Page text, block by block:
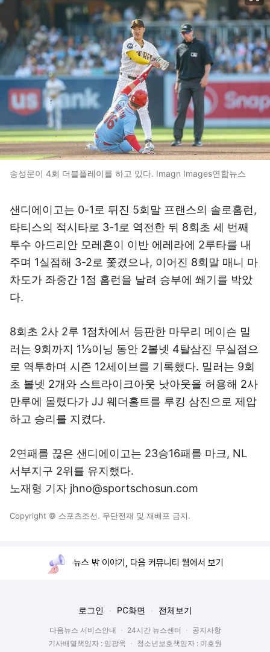
송성문이 4회 더블플레이를 하고 있다. Imagn Images연합뉴스
샌디에이고는 0-1로 뒤진 5회말 프랜스의 솔로홈런,
타티스의 적시타로 3-1로 역전한 뒤 8회초 세 번째
투수 아드리안 모레혼이 이반 에레라에 2루타를 내
주며 1실점해 3-2로 쫓겼으나, 이어진 8회말 매니 마
차도가 좌중간 1점 홈런을 날려 승부에 쐐기를 박았
다.
8회초 2사 2루 1점차에서 등판한 마무리 메이슨 밀
러는 9회까지 1⅓이닝 동안 2볼넷 4탈삼진 무실점으
로 역투하며 시즌 12세이브를 기록했다. 밀러는 9회
초 볼넷 2개와 스트라이크아웃 낫아웃을 허용해 2사
만루에 몰렸다가 JJ 웨더홀트를 루킹 삼진으로 제압
하고 승리를 지켰다.
2연패를 끊은 샌디에이고는 23승16패를 마크, NL
서부지구 2위를 유지했다.
노재형 기자 jhno@sportschosun.com
Copyright © 스포츠조선. 무단전재 및 재배포 금지.
뉴스 밖 이야기, 다음 커뮤니티 웹에서 보기
로그인 PC화면 전체보기
다음뉴스 서비스안내 24시간 뉴스센터
공지사항
기사배열책임자 : 임광욱
청소년보호책임자 : 이호원